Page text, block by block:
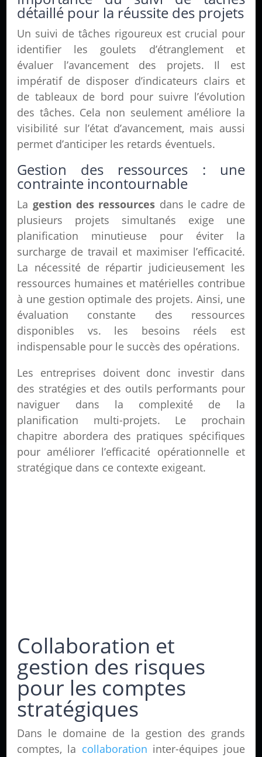
détaillé pour la réussite des projets
Un suivi de tâches rigoureux est crucial pour
identifier les goulets d’étranglement et
évaluer l’avancement des projets. Il est
impératif de disposer d’indicateurs clairs et
de tableaux de bord pour suivre l’évolution
des tâches. Cela non seulement améliore la
visibilité sur l’état d’avancement, mais aussi
permet d’anticiper les retards éventuels.
Gestion des ressources : une
contrainte incontournable
La gestion des ressources dans le cadre de
plusieurs projets simultanés exige une
planification minutieuse pour éviter la
surcharge de travail et maximiser l’efficacité.
La nécessité de répartir judicieusement les
ressources humaines et matérielles contribue
à une gestion optimale des projets. Ainsi, une
évaluation constante des ressources
disponibles vs. les besoins réels est
indispensable pour le succès des opérations.
Les entreprises doivent donc investir dans
des stratégies et des outils performants pour
naviguer dans la complexité de la
planification multi-projets. Le prochain
chapitre abordera des pratiques spécifiques
pour améliorer l’efficacité opérationnelle et
stratégique dans ce contexte exigeant.
Collaboration et
gestion des risques
pour les comptes
stratégiques
Dans le domaine de la gestion des grands
comptes, la collaboration inter-équipes joue